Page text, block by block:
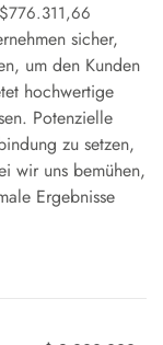
sicher,
um den Kunden
hochwertige
Potenzielle
zu setzen,
wir uns bemühen,
Ergebnisse